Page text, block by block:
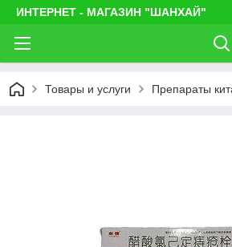
ИНТЕРНЕТ - МАГАЗИН "ШАНХАЙ"
Товары и услуги Препараты